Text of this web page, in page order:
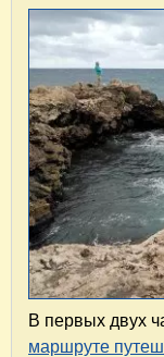
В первых двух
маршруте